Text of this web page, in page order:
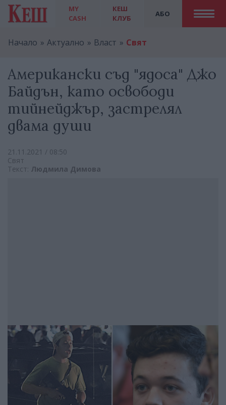
MY
CASH
АБО
КЕШ
КЛУБ
Начало Актуално Власт Свят
Американски съд "ядоса" Джо
Байдън, като освободи
тийнейджър, застрелял
двама души
21.11.2021 / 08:50
Свят
Текст: Людмила Димова